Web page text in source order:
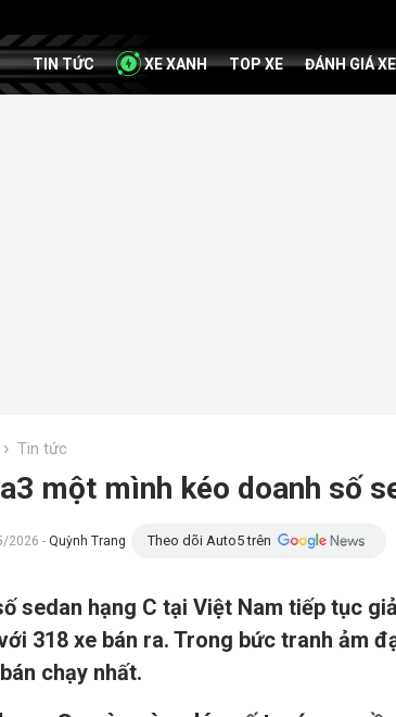
TIN TỨC XE XANH TOP XE ĐÁNH GIÁ XE
› Tin tức
một mình kéo doanh số
2026 - Quỳnh Trang Theo dõi Auto5 trên
sedan hạng C tại Việt Nam tiếp tục
318 xe bán ra. Trong bức tranh ảm
chạy nhất.